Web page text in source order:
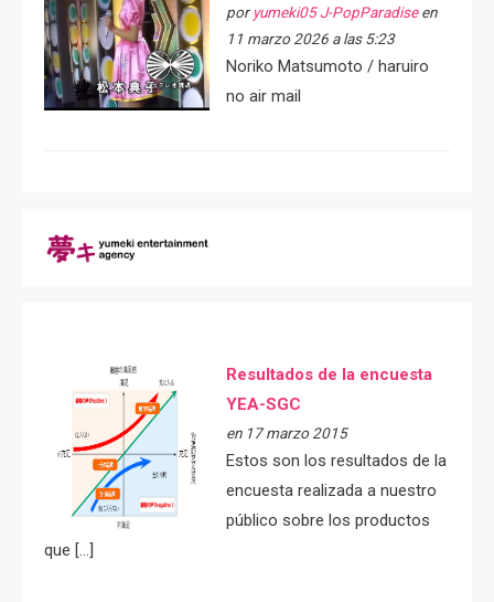
por yumeki05 J-PopParadiseen
11 marzo 2026 a las 5:23
Noriko Matsumoto / haruiro
no air mail
Resultados de la encuesta
YEA-SGC
en 17 marzo 2015
Estos son los resultados de la
encuesta realizada a nuestro
público sobre los productos
que […]